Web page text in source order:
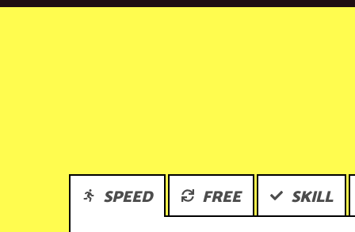
SPEED FREE SKILL